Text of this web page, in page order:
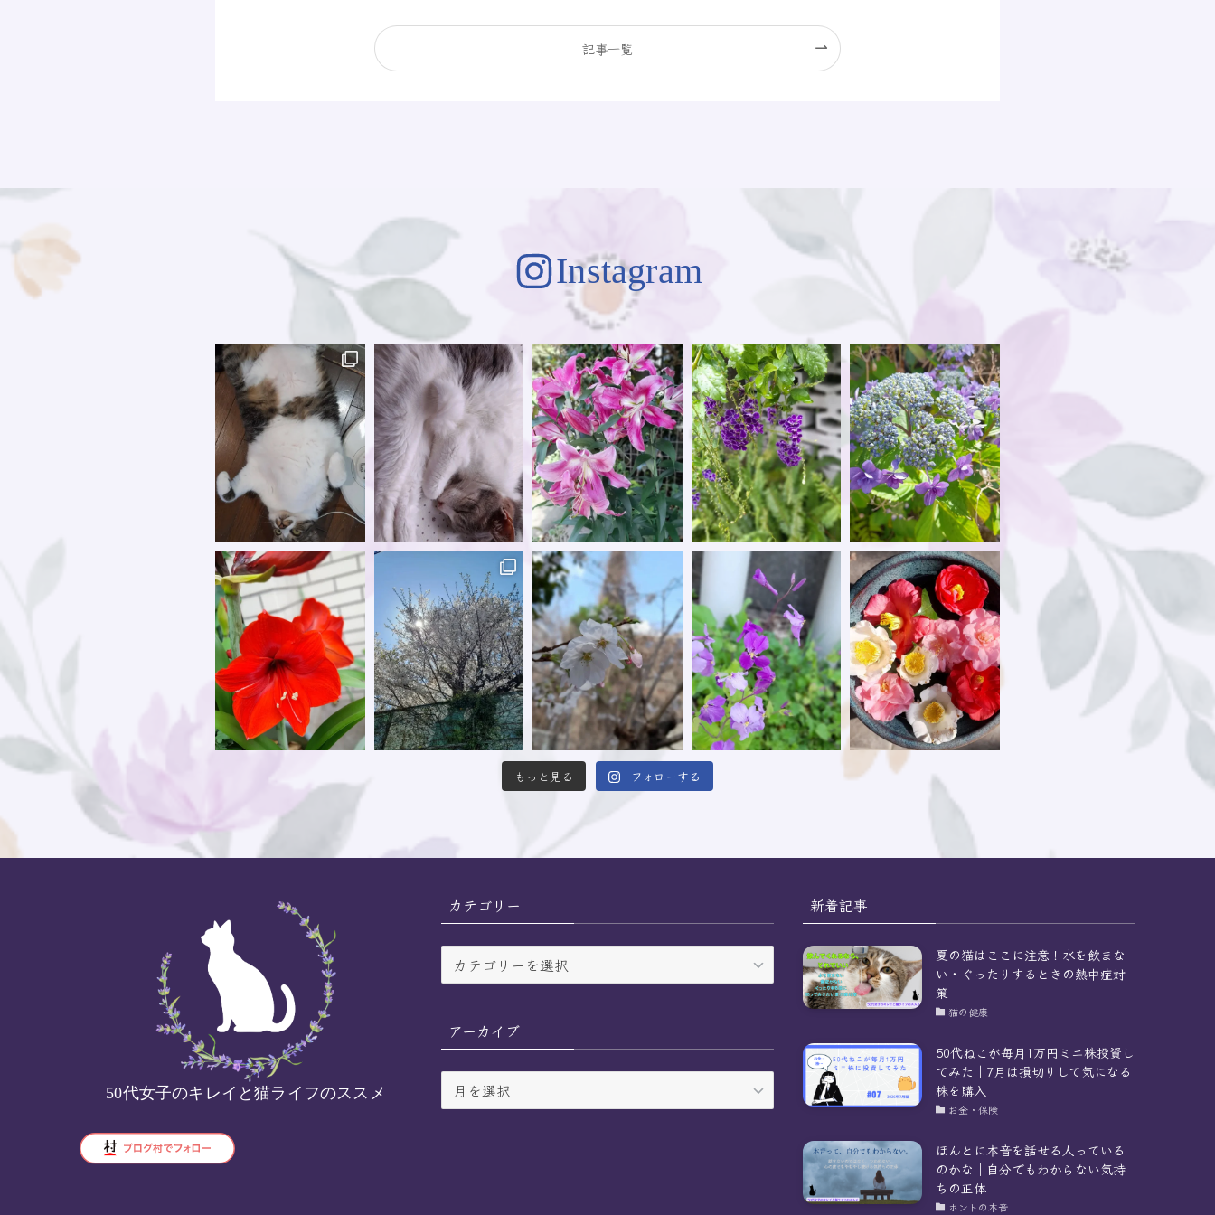
記事一覧
Instagram
もっと見る フォローする
50代女子のキレイと猫ライフのススメ
カテゴリー
テ
リ
ー
アーカイブ
ー
新着記事
夏の猫はここに注意！水を飲まな
い・ぐったりするときの熱中症対
策
猫の健康
50代ねこが毎月1万円ミニ株投資し
てみた｜7月は損切りして気になる
株を購入
お金・保険
ほんとに本音を話せる人っている
のかな｜自分でもわからない気持
ちの正体
ホントの本音